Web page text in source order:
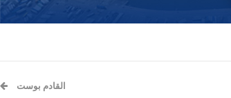
القادم بوست